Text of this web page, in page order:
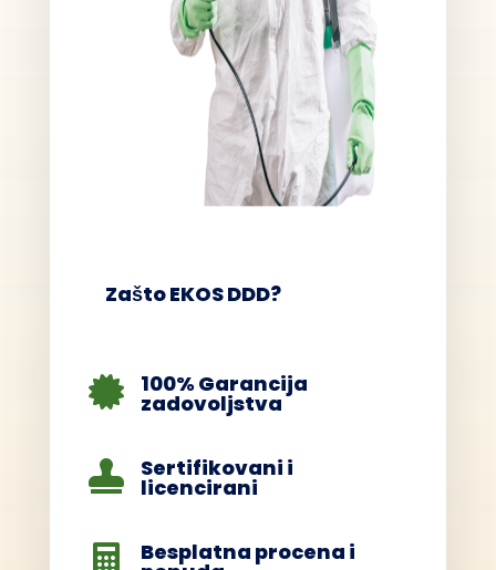
Zašto EKOS DDD?
 100% Garancija
zadovoljstva
 Sertifikovani i
licencirani
 Besplatna procena i